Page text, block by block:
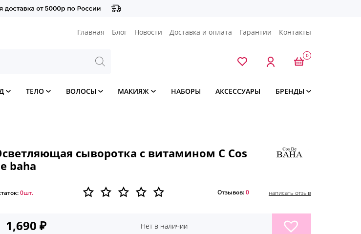
Главная Блог Новости Доставка и оплата Гарантии Контакты
0
ТЕЛО ВОЛОСЫ МАКИЯЖ НАБОРЫ АКСЕССУАРЫ БРЕНДЫ
сыворотка с витамином С Cos
baha
0шт. Отзывов:0 написать отзыв
1,690₽ Нет в наличии